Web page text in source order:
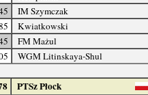
IM Szymczak
Kwiatkowski
FM Mażul
WGM Litinskaya-Shul
PTSz Płock